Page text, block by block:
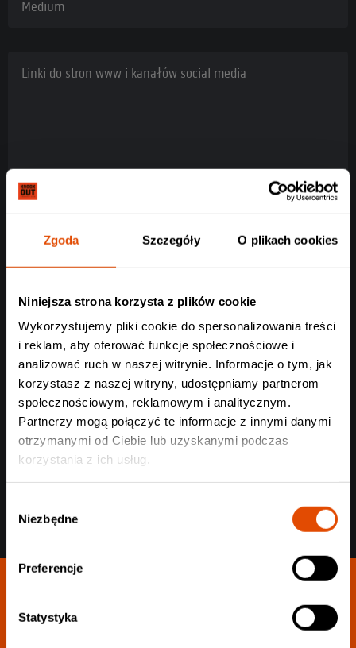
Zgoda Szczegóły O plikach cookies
Niniejsza strona korzysta z plików cookie
Wykorzystujemy pliki cookie do spersonalizowania treści
i reklam, aby oferować funkcje społecznościowe i
analizować ruch w naszej witrynie. Informacje o tym, jak
korzystasz z naszej witryny, udostępniamy partnerom
społecznościowym, reklamowym i analitycznym.
Partnerzy mogą połączyć te informacje z innymi danymi
otrzymanymi od Ciebie lub uzyskanymi podczas
korzystania z ich usług.
zgody
Niezbędne
Preferencje
Statystyka
Medium
Linki do stron www i kanałów social media
Wyślij